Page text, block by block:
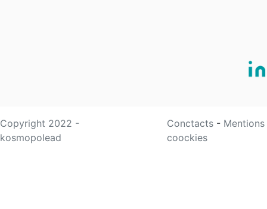
Copyright 2022 -
kosmopolead
Conctacts -
coockies